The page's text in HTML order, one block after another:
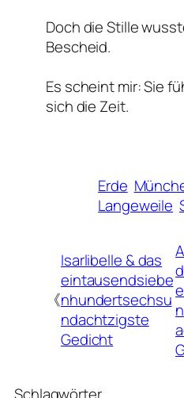
Doch die Stille
Bescheid.
Es scheint mir: Sie
sich die Zeit.
Erde
Langeweile
《
Isarlibelle & das
eintausendsiebe
nhundertsechsu
ndachtzigste
Gedicht